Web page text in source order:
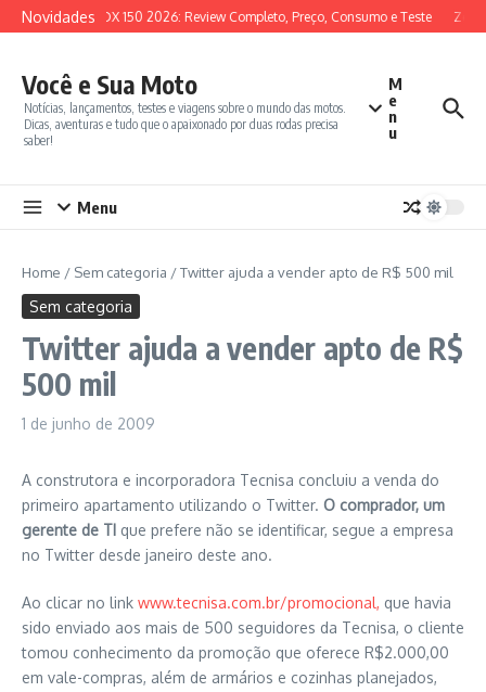
Ir para o conteúdo
NovidadesSYM ADX 150 2026: Review Completo, Preço, Consumo e Teste
Você e Sua Moto
Notícias, lançamentos, testes e viagens sobre o mundo das motos.
Dicas, aventuras e tudo que o apaixonado por duas rodas precisa
saber!
M
e
n
u
Menu
Home / Sem categoria /Twitter ajuda a vender apto de R$ 500 mil
Sem categoria
Twitter ajuda a vender apto de R$
500 mil
1 de junho de 2009
A construtora e incorporadora Tecnisa concluiu a venda do
primeiro apartamento utilizando o Twitter. O comprador, um
gerente de TI que prefere não se identificar, segue a empresa
no Twitter desde janeiro deste ano.
Ao clicar no link www.tecnisa.com.br/promocional, que havia
sido enviado aos mais de 500 seguidores da Tecnisa, o cliente
tomou conhecimento da promoção que oferece R$2.000,00
em vale-compras, além de armários e cozinhas planejados,